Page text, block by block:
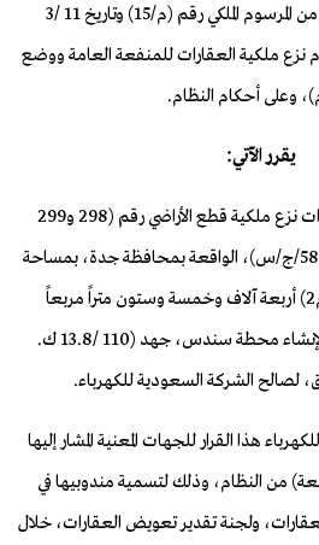
من المرسوم الملكي رقم (م
/15) وتاريخ 11 /3
العامة ووضع
وعلى أحكام النظام.
يقرر الآتي:
نزع ملكية قطع
الأراضي رقم (298 و299
/س)، الواقعة بمحافظة جدة، بمساحة
آلاف وخمسة وستون متراً مربعاً
محطة
سندس، جهد (110 /13.8 ك.
لصالح الشركة السعودية للكهرباء.
هذا القرار للجهات المعنية المشار إليها
من النظام، وذلك لتسمية مندوبيها في
ولجنة تقدير تعويض العقارات، خلال